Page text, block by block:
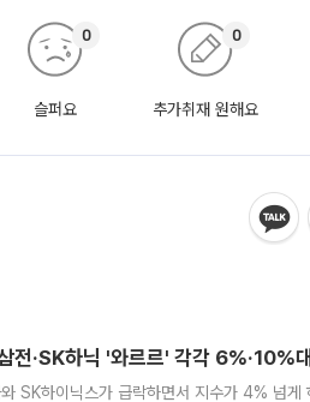
슬퍼요
0
추가취재 원해요
0
·SK하닉 '와르르' 각각 6%·10%
SK하이닉스가 급락하면서 지수가 4% 넘게